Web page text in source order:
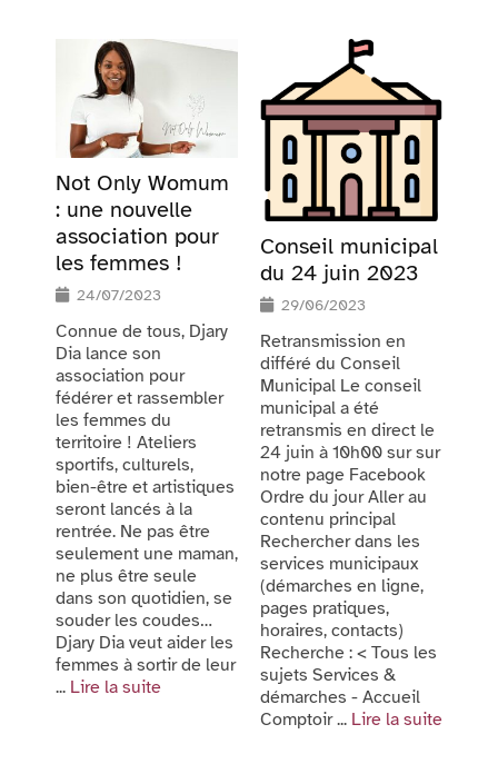
Not Only Womum
: une nouvelle
association pour
les femmes !
24/07/2023
Connue de tous, Djary
Dia lance son
association pour
fédérer et rassembler
les femmes du
territoire ! Ateliers
sportifs, culturels,
bien-être et artistiques
seront lancés à la
rentrée. Ne pas être
seulement une maman,
ne plus être seule
dans son quotidien, se
souder les coudes…
Djary Dia veut aider les
femmes à sortir de leur
... Lire la suite
Conseil municipal
du 24 juin 2023
29/06/2023
Retransmission en
différé du Conseil
Municipal Le conseil
municipal a été
retransmis en direct le
24 juin à 10h00 sur sur
notre page Facebook
Ordre du jour Aller au
contenu principal
Rechercher dans les
services municipaux
(démarches en ligne,
pages pratiques,
horaires, contacts)
Recherche : < Tous les
sujets Services &
démarches - Accueil
Comptoir ... Lire la suite